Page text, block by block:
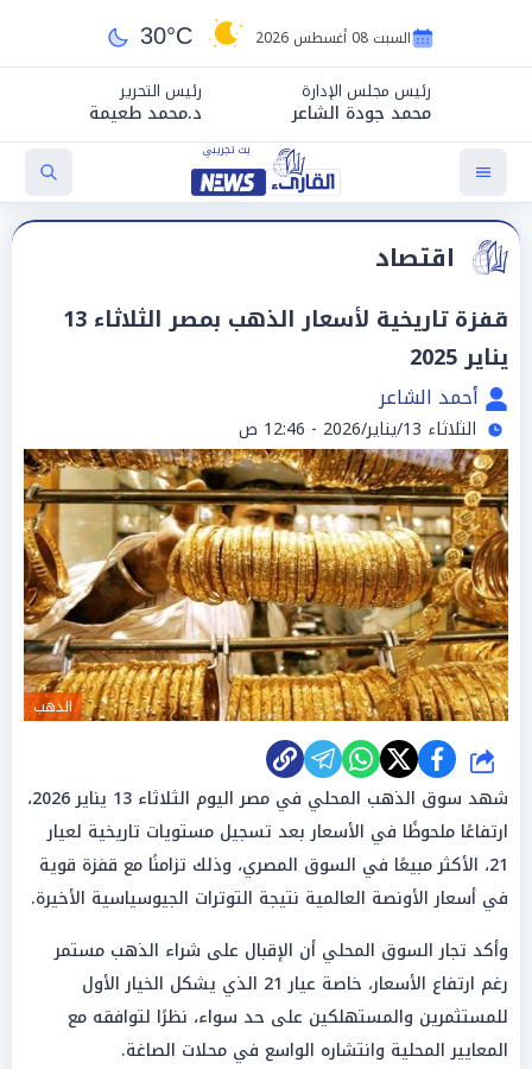
السبت 08 أغسطس 2026 30°C
رئيس مجلس الإدارة
محمد جودة الشاعر
رئيس التحرير
د.محمد طعيمة
اقتصاد
قفزة تاريخية لأسعار الذهب بمصر الثلاثاء 13
يناير 2025
أحمد الشاعر
الثلاثاء 13/يناير/2026 - 12:46 ص
الذهب
شارك
شهد سوق الذهب المحلي في مصر اليوم الثلاثاء 13 يناير 2026،
ارتفاعًا ملحوظًا في الأسعار بعد تسجيل مستويات تاريخية لعيار
21، الأكثر مبيعًا في السوق المصري، وذلك تزامنًا مع قفزة قوية
في أسعار الأونصة العالمية نتيجة التوترات الجيوسياسية الأخيرة.
وأكد تجار السوق المحلي أن الإقبال على شراء الذهب مستمر
رغم ارتفاع الأسعار، خاصة عيار 21 الذي يشكل الخيار الأول
للمستثمرين والمستهلكين على حد سواء، نظرًا لتوافقه مع
المعايير المحلية وانتشاره الواسع في محلات الصاغة.